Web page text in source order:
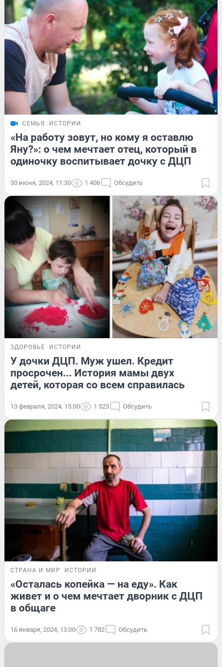
СЕМЬЯ ИСТОРИИ
«На работу зовут, но кому я оставлю
Яну?»: о чем мечтает отец, который в
одиночку воспитывает дочку с ДЦП
30 июня, 2024, 11:30 1 406 Обсудить
ЗДОРОВЬЕ ИСТОРИИ
У дочки ДЦП. Муж ушел. Кредит
просрочен... История мамы двух
детей, которая со всем справилась
13 февраля, 2024, 15:00 1 523 Обсудить
СТРАНА И МИР ИСТОРИИ
«Осталась копейка — на еду». Как
живет и о чем мечтает дворник с ДЦП
в общаге
16 января, 2024, 13:00 1 782 Обсудить